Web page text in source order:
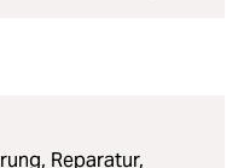
Reparatur,